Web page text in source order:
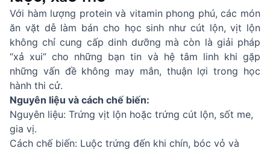
Với hàm lượng protein và vitamin phong phú, các món
ăn vặt dễ làm bán cho học sinh như cút lộn, vịt lộn
không chỉ cung cấp dinh dưỡng mà còn là giải pháp
“xả xui” cho những bạn tin và hệ tâm linh khi gặp
những vấn đề không may mắn, thuận lợi trong học
hành thi cử.
Nguyên liệu và cách chế biến:
Nguyên liệu: Trứng vịt lộn hoặc trứng cút lộn, sốt me,
gia vị.
Cách chế biến: Luộc trứng đến khi chín, bóc vỏ và